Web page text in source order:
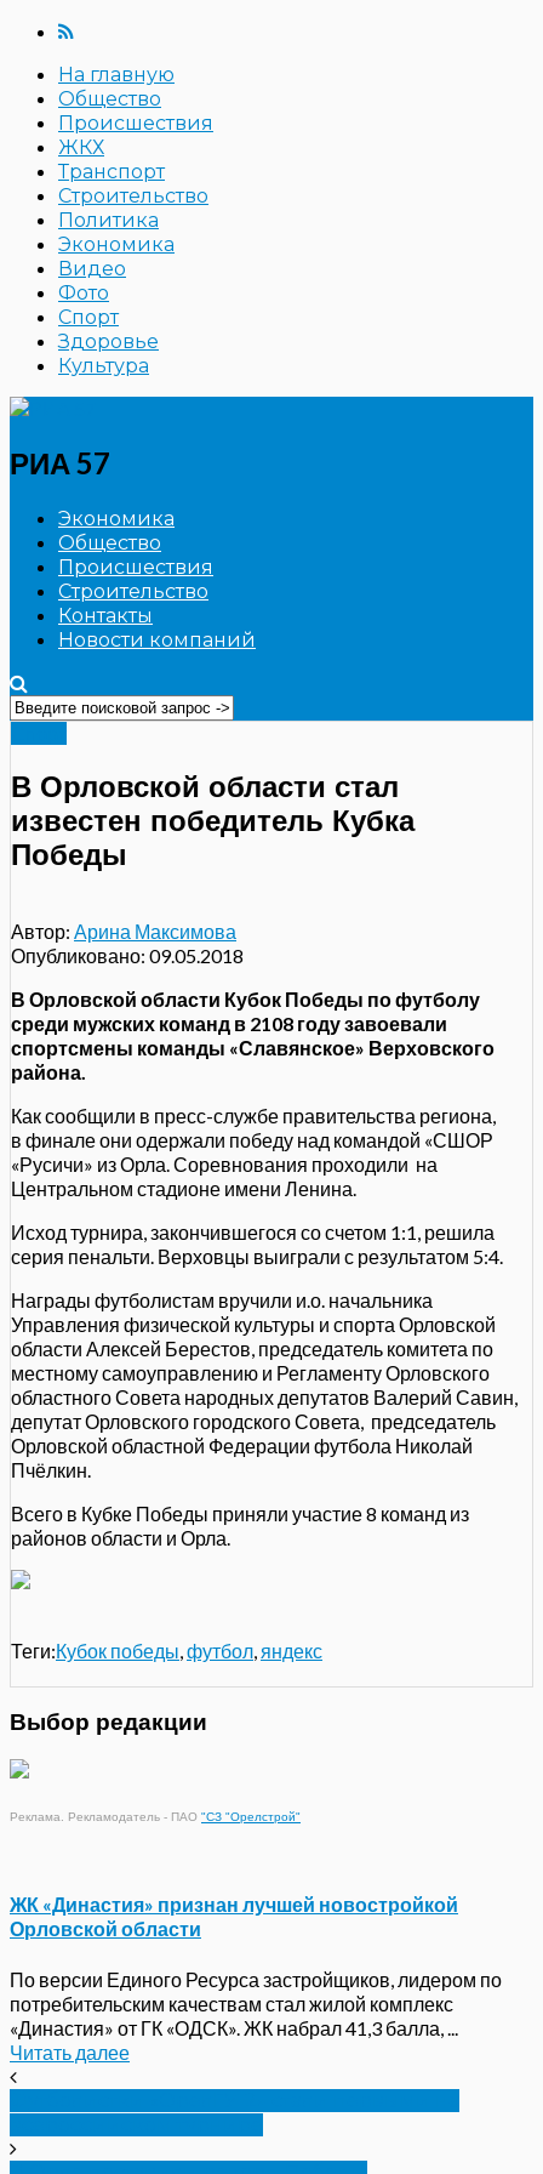
На главную
Общество
Происшествия
ЖКХ
Транспорт
Строительство
Политика
Экономика
Видео
Фото
Спорт
Здоровье
Культура
РИА 57
Экономика
Общество
Происшествия
Строительство
Контакты
Новости компаний
В Орловской области стал
известен победитель Кубка
Победы
Автор: Арина Максимова
Опубликовано: 09.05.2018
В Орловской области Кубок Победы по футболу
среди мужских команд в 2108 году завоевали
спортсмены команды «Славянское» Верховского
района.
Как сообщили в пресс-службе правительства региона,
в финале они одержали победу над командой «СШОР
«Русичи» из Орла. Соревнования проходили на
Центральном стадионе имени Ленина.
Исход турнира, закончившегося со счетом 1:1, решила
серия пенальти. Верховцы выиграли с результатом 5:4.
Награды футболистам вручили и.о. начальника
Управления физической культуры и спорта Орловской
области Алексей Берестов, председатель комитета по
местному самоуправлению и Регламенту Орловского
областного Совета народных депутатов Валерий Савин,
депутат Орловского городского Совета, председатель
Орловской областной Федерации футбола Николай
Пчёлкин.
Всего в Кубке Победы приняли участие 8 команд из
районов области и Орла.
Теги:Кубок победы футбол яндекс
Выбор редакции
Реклама. Рекламодатель - ПАО "СЗ "Орелстрой"
ЖК «Династия» признан лучшей новостройкой
Орловской области
По версии Единого Ресурса застройщиков, лидером по
потребительским качествам стал жилой комплекс
«Династия» от ГК «ОДСК». ЖК набрал 41,3 балла, ...
Читать далее